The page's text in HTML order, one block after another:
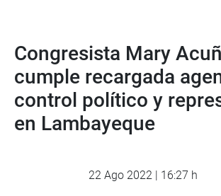
Congresista Mary
cumple recargada
control político y
en Lambayeque
22 Ago 2022 | 16:27 h